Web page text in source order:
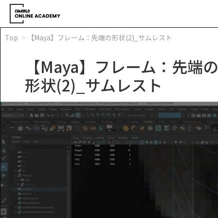
Top 【Maya】フレーム：先端の形状(2)_サムレスト
【Maya】フレーム：先端の
形状(2)_サムレスト